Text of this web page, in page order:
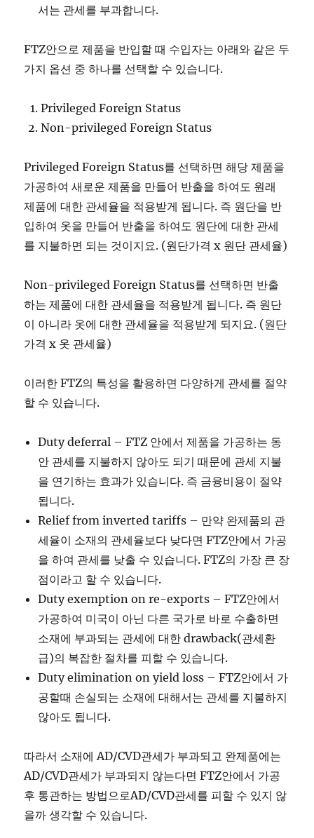
서는 관세를 부과합니다.
FTZ안으로 제품을 반입할 때 수입자는 아래와 같은 두
가지 옵션 중 하나를 선택할 수 있습니다.
Privileged Foreign Status
Non-privileged Foreign Status
Privileged Foreign Status를 선택하면 해당 제품을
가공하여 새로운 제품을 만들어 반출을 하여도 원래
제품에 대한 관세율을 적용받게 됩니다. 즉 원단을 반
입하여 옷을 만들어 반출을 하여도 원단에 대한 관세
를 지불하면 되는 것이지요. (원단가격 x 원단 관세율)
Non-privileged Foreign Status를 선택하면 반출
하는 제품에 대한 관세율을 적용받게 됩니다. 즉 원단
이 아니라 옷에 대한 관세율을 적용받게 되지요. (원단
가격 x 옷 관세율)
이러한 FTZ의 특성을 활용하면 다양하게 관세를 절약
할 수 있습니다.
Duty deferral – FTZ 안에서 제품을 가공하는 동
안 관세를 지불하지 않아도 되기 때문에 관세 지불
을 연기하는 효과가 있습니다. 즉 금융비용이 절약
됩니다.
Relief from inverted tariffs – 만약 완제품의 관
세율이 소재의 관세율보다 낮다면 FTZ안에서 가공
을 하여 관세를 낮출 수 있습니다. FTZ의 가장 큰 장
점이라고 할 수 있습니다.
Duty exemption on re-exports – FTZ안에서
가공하여 미국이 아닌 다른 국가로 바로 수출하면
소재에 부과되는 관세에 대한 drawback(관세환
급)의 복잡한 절차를 피할 수 있습니다.
Duty elimination on yield loss – FTZ안에서 가
공할때 손실되는 소재에 대해서는 관세를 지불하지
않아도 됩니다.
따라서 소재에 AD/CVD관세가 부과되고 완제품에는
AD/CVD관세가 부과되지 않는다면 FTZ안에서 가공
후 통관하는 방법으로AD/CVD관세를 피할 수 있지 않
을까 생각할 수 있습니다.